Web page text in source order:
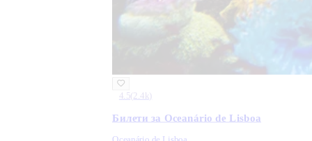
4.5( 2.4k )
Билети за Oceanário de Lisboa